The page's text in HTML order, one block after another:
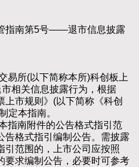
南第5号——退市信息披露
所(以下简称本所)科创板上
相关信息披露行为，根据
上市规则》(以下简称《科创
定本指南。
南附件的公告格式指引范
告格式指引编制公告。需披露
引范围的，上市公司应按照
要求编制公告，必要时可参考